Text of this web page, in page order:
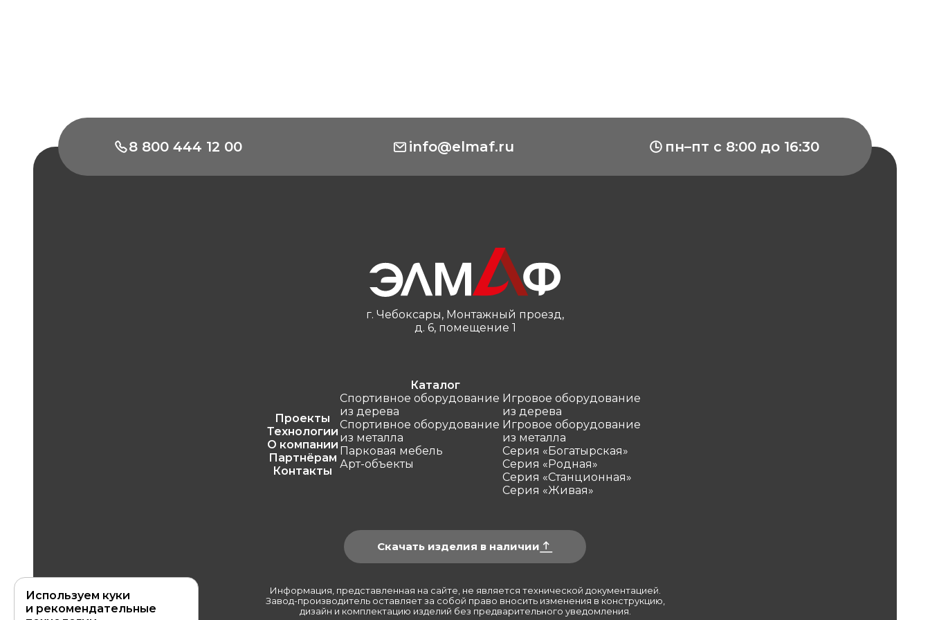
8 800 444 12 00 info@elmaf.ru пн–пт с 8:00 до 16:30
г. Чебоксары, Монтажный проезд,
д. 6, помещение 1
Проекты
Технологии
О компании
Партнёрам
Контакты
Каталог
Спортивное оборудование
из дерева
Спортивное оборудование
из металла
Парковая мебель
Арт-объекты
Игровое оборудование
из дерева
Игровое оборудование
из металла
Серия «Богатырская»
Серия «Родная»
Серия «Станционная»
Серия «Живая»
Скачать изделия в наличии
Информация, представленная на сайте, не является технической документацией.
Завод-производитель оставляет за собой право вносить изменения в конструкцию,
дизайн и комплектацию изделий без предварительного уведомления.
Используем куки
и рекомендательные